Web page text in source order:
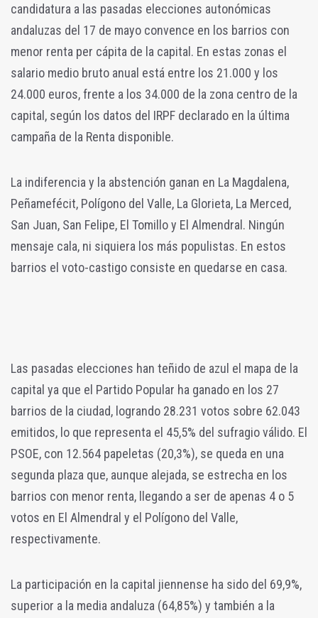
candidatura a las pasadas elecciones autonómicas
andaluzas del 17 de mayo convence en los barrios con
menor renta per cápita de la capital. En estas zonas el
salario medio bruto anual está entre los 21.000 y los
24.000 euros, frente a los 34.000 de la zona centro de la
capital, según los datos del IRPF declarado en la última
campaña de la Renta disponible.
La indiferencia y la abstención ganan en La Magdalena,
Peñamefécit, Polígono del Valle, La Glorieta, La Merced,
San Juan, San Felipe, El Tomillo y El Almendral. Ningún
mensaje cala, ni siquiera los más populistas. En estos
barrios el voto-castigo consiste en quedarse en casa.
Las pasadas elecciones han teñido de azul el mapa de la
capital ya que el Partido Popular ha ganado en los 27
barrios de la ciudad, logrando 28.231 votos sobre 62.043
emitidos, lo que representa el 45,5% del sufragio válido. El
PSOE, con 12.564 papeletas (20,3%), se queda en una
segunda plaza que, aunque alejada, se estrecha en los
barrios con menor renta, llegando a ser de apenas 4 o 5
votos en El Almendral y el Polígono del Valle,
respectivamente.
La participación en la capital jiennense ha sido del 69,9%,
superior a la media andaluza (64,85%) y también a la